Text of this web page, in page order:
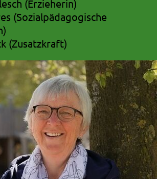
(Erzieherin)
(Sozialpädagogische
(Zusatzkraft)